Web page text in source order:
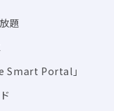
題
Smart Portal」